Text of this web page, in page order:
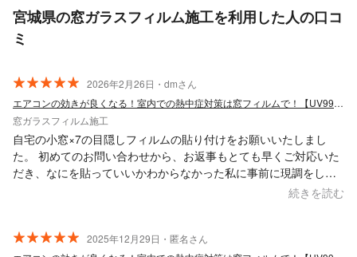
宮城県の窓ガラスフィルム施工を利用した人の口コ
ミ
2026年2月26日・dmさん
エアコンの効きが良くなる！室内での熱中症対策は窓フィルムで！【UV99%カット】
窓ガラスフィルム施工
自宅の小窓×7の目隠しフィルムの貼り付けをお願いいたしまし
た。 初めてのお問い合わせから、お返事もとても早くご対応いた
だき、なにを貼っていいかわからなかった私に事前に現調をして
いただき何種類かサンプル等も持ってきていただきとても親切に
連絡と、お早いご対応でかなりスムーズにスケジュールも決めて
続きを読む
2025年12月29日・匿名さん